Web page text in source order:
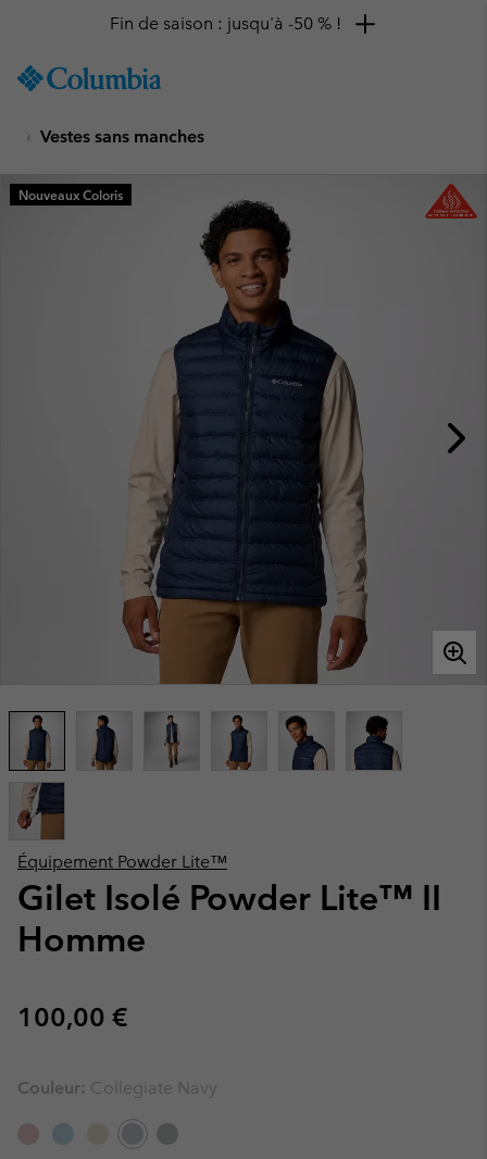
TO
SKIP
MAIN
NAV
Fin de saison : jusqu'à -50 % !
Vestes sans manches
Équipement Powder Lite™
Gilet Isolé Powder Lite™ II
Homme
Regular price:
100,00 €
Nouveaux Coloris
Couleur: Collegiate Navy